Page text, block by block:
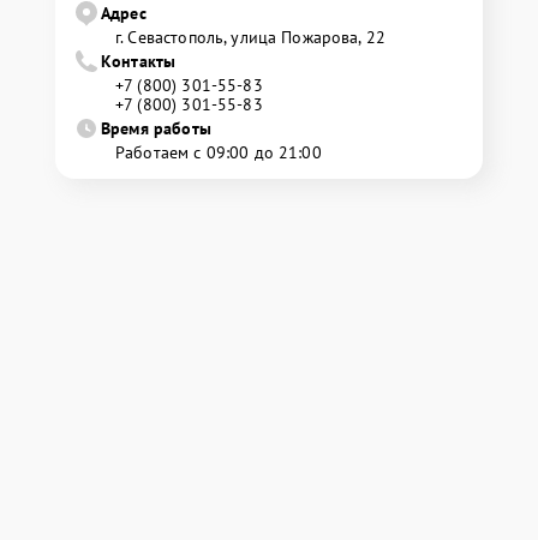
Адрес
г. Севастополь, улица Пожарова, 22
Контакты
+7 (800) 301-55-83
+7 (800) 301-55-83
Время работы
Работаем с 09:00 до 21:00